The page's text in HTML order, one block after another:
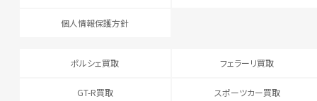
個人情報保護方針
ポルシェ買取 フェラーリ買取
GT-R買取 スポーツカー買取